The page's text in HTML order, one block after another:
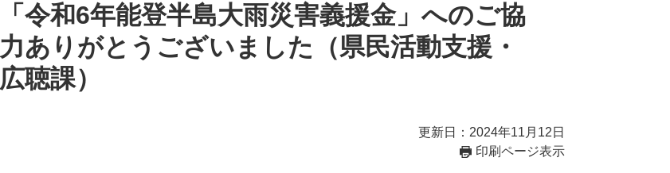
「令和6年能登半島大雨災害義援金」へのご協
力ありがとうございました（県民活動支援・
広聴課）
更新日：2024年11月12日
印刷ページ表示